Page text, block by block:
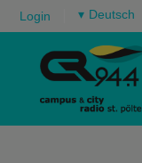
Login ▾